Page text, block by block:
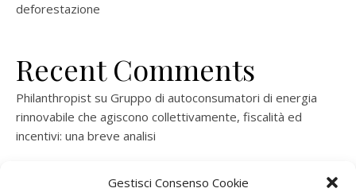
Gestisci Consenso Cookie
deforestazione
Recent Comments
Philanthropist su Gruppo di autoconsumatori di energia
rinnovabile che agiscono collettivamente, fiscalità ed
incentivi: una breve analisi
rinnovabile che agiscono collettivamente, fiscalità ed